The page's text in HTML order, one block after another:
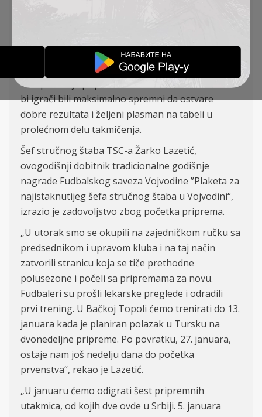
23-12-2022
TSC počela je pripreme za nastavak sezone, kako
bi igrači bili maksimalno spremni da ostvare
dobre rezultata i željeni plasman na tabeli u
prolećnom delu takmičenja.
Šef stručnog štaba TSC-a Žarko Lazetić,
ovogodišnji dobitnik tradicionalne godišnje
nagrade Fudbalskog saveza Vojvodine ”Plaketa za
najistaknutijeg šefa stručnog štaba u Vojvodini“,
izrazio je zadovoljstvo zbog početka priprema.
„U utorak smo se okupili na zajedničkom ručku sa
predsednikom i upravom kluba i na taj način
zatvorili stranicu koja se tiče prethodne
polusezone i počeli sa pripremama za novu.
Fudbaleri su prošli lekarske preglede i odradili
prvi trening. U Bačkoj Topoli ćemo trenirati do 13.
januara kada je planiran polazak u Tursku na
dvonedeljne pripreme. Po povratku, 27. januara,
ostaje nam još nedelju dana do početka
prvenstva“, rekao je Lazetić.
„U januaru ćemo odigrati šest pripremnih
utakmica, od kojih dve ovde u Srbiji. 5. januara